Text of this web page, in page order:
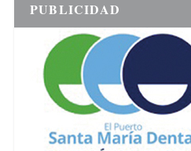
PUBLICIDAD